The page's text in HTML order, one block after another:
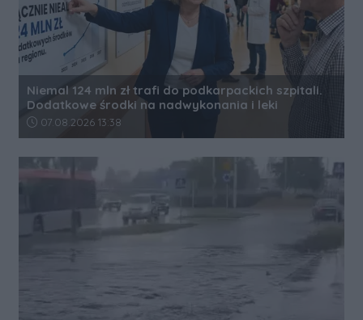
Niemal 124 mln zł trafi do podkarpackich szpitali.
Dodatkowe środki na nadwykonania i leki
Data dodania artykułu:
07.08.2026 13:38